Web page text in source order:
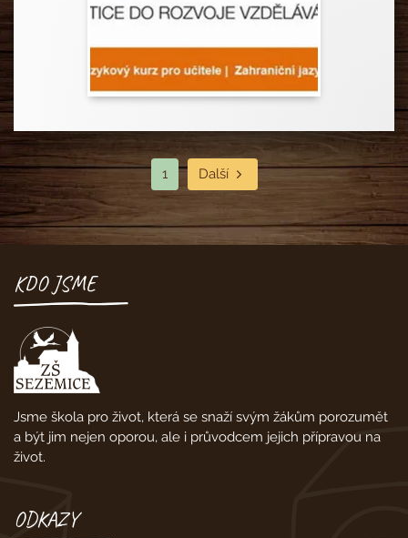
1 Další
KDO JSME
Jsme škola pro život, která se snaží svým žákům porozumět
a být jim nejen oporou, ale i průvodcem jejich přípravou na
život.
ODKAZY